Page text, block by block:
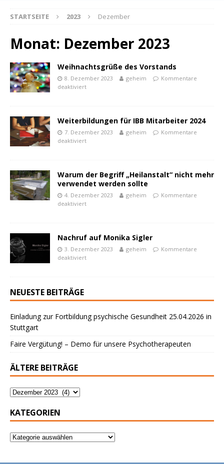
powered by
STARTSEITE 2023 Dezember
Monat: Dezember 2023
Weihnachtsgrüße des Vorstands
8. Dezember 2023 geheim
Kommentare
deaktiviert
Weiterbildungen für IBB Mitarbeiter 2024
7. Dezember 2023 geheim
Kommentare
deaktiviert
Warum der Begriff „Heilanstalt“ nicht mehr
verwendet werden sollte
4. Dezember 2023 geheim
Kommentare
deaktiviert
Nachruf auf Monika Sigler
3. Dezember 2023 geheim
Kommentare
deaktiviert
NEUESTE BEITRÄGE
Einladung zur Fortbildung psychische Gesundheit 25.04.2026 in
Stuttgart
Faire Vergütung! – Demo für unsere Psychotherapeuten
ÄLTERE BEITRÄGE
KATEGORIEN